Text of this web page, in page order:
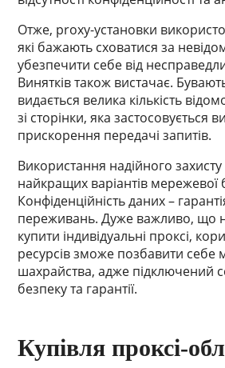
Отже, proxy-установки
які бажають сховатися за
убезпечити себе від
Винятків також вистачає.
видається велика кількість
зі сторінки, яка застосовується
прискорення передачі запитів.
Використання надійного захисту
найкращих варіантів мережевої
Конфіденційність даних –
переживань. Дуже важливо, що
купити індивідуальні проксі,
ресурсів зможе позбавити себе
шахрайства, адже підключений
безпеку та гарантії.
Купівля проксі-